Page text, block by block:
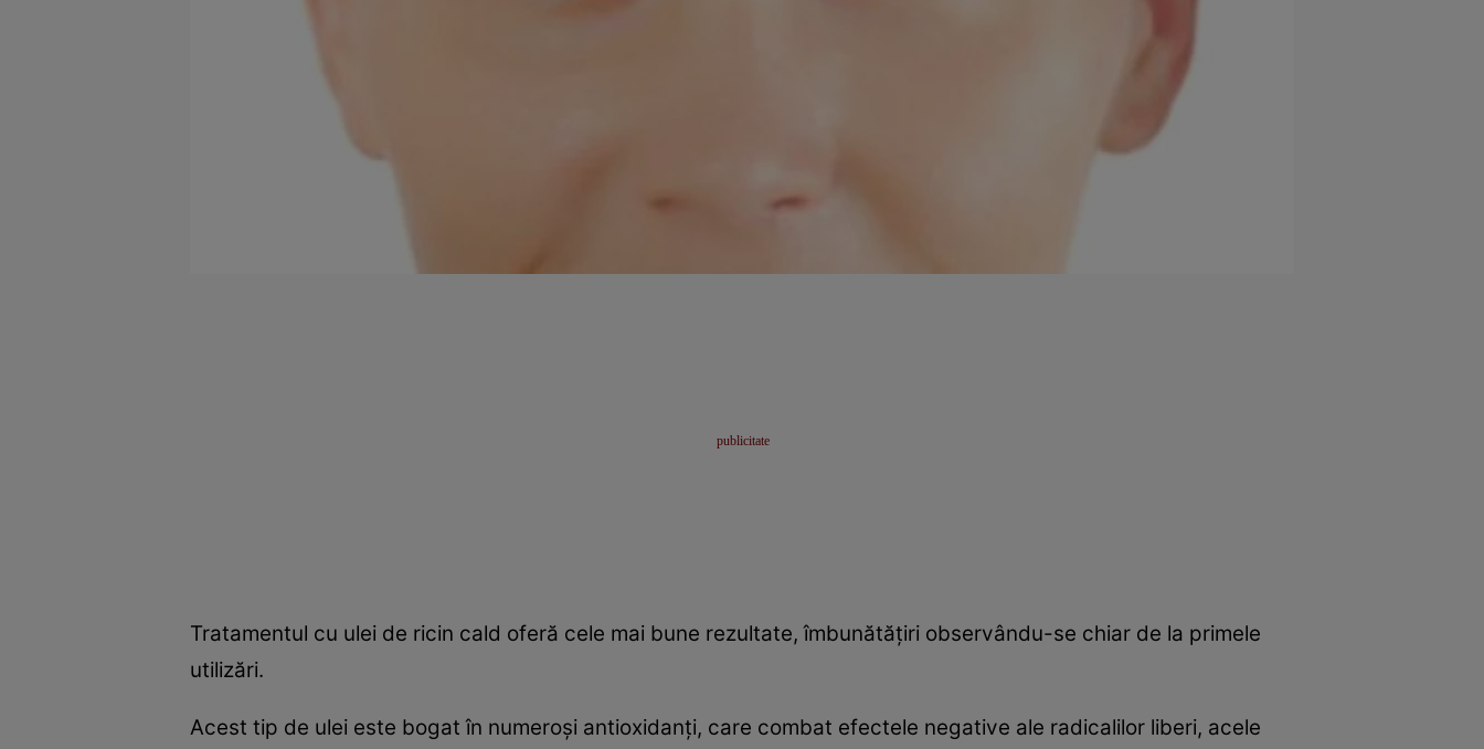
Tratamentul cu ulei de ricin cald oferă cele mai bune rezultate, îmbunătăţiri observându-se chiar de la primele
utilizări.
Acest tip de ulei este bogat în numeroşi antioxidanţi, care combat efectele negative ale radicalilor liberi, acele